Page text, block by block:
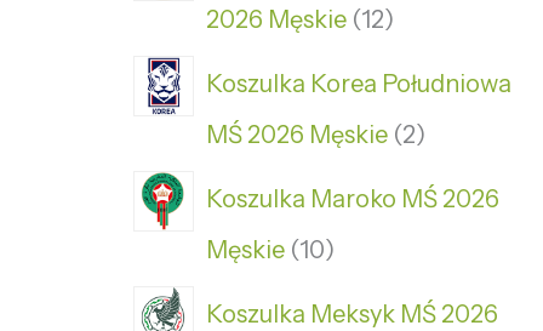
2026 Męskie 12
Koszulka Korea Południowa
MŚ 2026 Męskie 2
Koszulka Maroko MŚ 2026
Męskie 10
Koszulka Meksyk MŚ 2026